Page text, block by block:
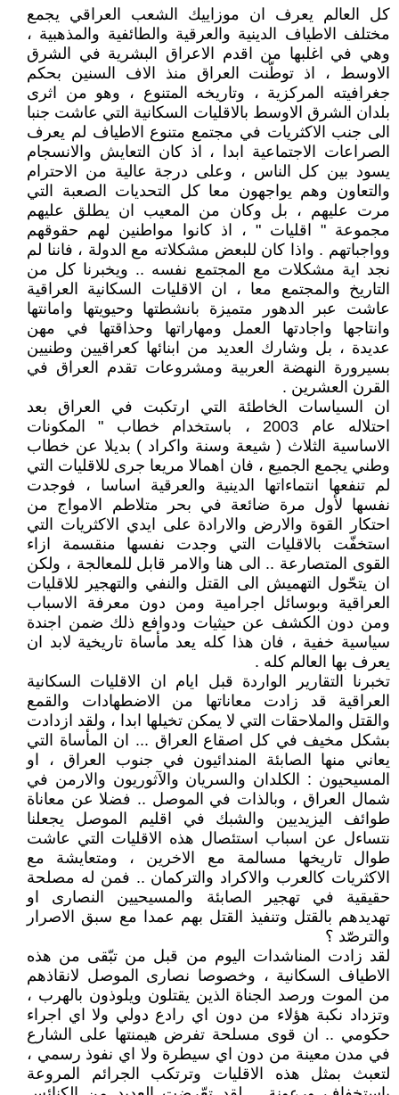
كل العالم يعرف ان موزاييك الشعب العراقي يجمع
مختلف الاطياف الدينية والعرقية والطائفية والمذهبية ،
وهي في اغلبها من اقدم الاعراق البشرية في الشرق
الاوسط ، اذ توطّنت العراق منذ الاف السنين بحكم
جغرافيته المركزية ، وتاريخه المتنوع ، وهو من اثرى
بلدان الشرق الاوسط بالاقليات السكانية التي عاشت جنبا
الى جنب الاكثريات في مجتمع متنوع الاطياف لم يعرف
الصراعات الاجتماعية ابدا ، اذ كان التعايش والانسجام
يسود بين كل الناس ، وعلى درجة عالية من الاحترام
والتعاون وهم يواجهون معا كل التحديات الصعبة التي
مرت عليهم ، بل وكان من المعيب ان يطلق عليهم
مجموعة " اقليات " ، اذ كانوا مواطنين لهم حقوقهم
وواجباتهم . واذا كان للبعض مشكلاته مع الدولة ، فاننا لم
نجد اية مشكلات مع المجتمع نفسه .. ويخبرنا كل من
التاريخ والمجتمع معا ، ان الاقليات السكانية العراقية
عاشت عبر الدهور متميزة بانشطتها وحيويتها وامانتها
وانتاجها واجادتها العمل ومهاراتها وحذاقتها في مهن
عديدة ، بل وشارك العديد من ابنائها كعراقيين وطنيين
بسيرورة النهضة العربية ومشروعات تقدم العراق في
القرن العشرين .
ان السياسات الخاطئة التي ارتكبت في العراق بعد
احتلاله عام 2003 ، باستخدام خطاب " المكونات
الاساسية الثلاث ( شيعة وسنة واكراد ) بديلا عن خطاب
وطني يجمع الجميع ، فان اهمالا مريعا جرى للاقليات التي
لم تنفعها انتماءاتها الدينية والعرقية اساسا ، فوجدت
نفسها لأول مرة ضائعة في بحر متلاطم الامواج من
احتكار القوة والارض والارادة على ايدي الاكثريات التي
استخفّت بالاقليات التي وجدت نفسها منقسمة ازاء
القوى المتصارعة .. الى هنا والامر قابل للمعالجة ، ولكن
ان يتحّول التهميش الى القتل والنفي والتهجير للاقليات
العراقية وبوسائل اجرامية ومن دون معرفة الاسباب
ومن دون الكشف عن حيثيات ودوافع ذلك ضمن اجندة
سياسية خفية ، فان هذا كله يعد مأساة تاريخية لابد ان
يعرف بها العالم كله .
تخبرنا التقارير الواردة قبل ايام ان الاقليات السكانية
العراقية قد زادت معاناتها من الاضطهادات والقمع
والقتل والملاحقات التي لا يمكن تخيلها ابدا ، ولقد ازدادت
بشكل مخيف في كل اصقاع العراق ... ان المأساة التي
يعاني منها الصابئة المندائيون في جنوب العراق ، او
المسيحيون : الكلدان والسريان والآثوريون والارمن في
شمال العراق ، وبالذات في الموصل .. فضلا عن معاناة
طوائف اليزيديين والشبك في اقليم الموصل يجعلنا
نتساءل عن اسباب استئصال هذه الاقليات التي عاشت
طوال تاريخها مسالمة مع الاخرين ، ومتعايشة مع
الاكثريات كالعرب والاكراد والتركمان .. فمن له مصلحة
حقيقية في تهجير الصابئة والمسيحيين النصارى او
تهديدهم بالقتل وتنفيذ القتل بهم عمدا مع سبق الاصرار
والترصّد ؟
لقد زادت المناشدات اليوم من قبل من تبّقى من هذه
الاطياف السكانية ، وخصوصا نصارى الموصل لانقاذهم
من الموت ورصد الجناة الذين يقتلون ويلوذون بالهرب ،
وتزداد نكبة هؤلاء من دون اي رادع دولي ولا اي اجراء
حكومي .. ان قوى مسلحة تفرض هيمنتها على الشارع
في مدن معينة من دون اي سيطرة ولا اي نفوذ رسمي ،
لتعبث بمثل هذه الاقليات وترتكب الجرائم المروعة